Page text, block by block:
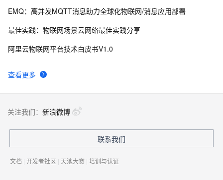
查看更多
EMQ：高并发MQTT消息助力全球化物联网/消息应用部署
最佳实践：物联网场景云网络最佳实践分享
阿里云物联网平台技术白皮书V1.0
关注我们： 新浪微博
联系我们
文档 | 开发者社区 | 天池大赛 | 培训与认证